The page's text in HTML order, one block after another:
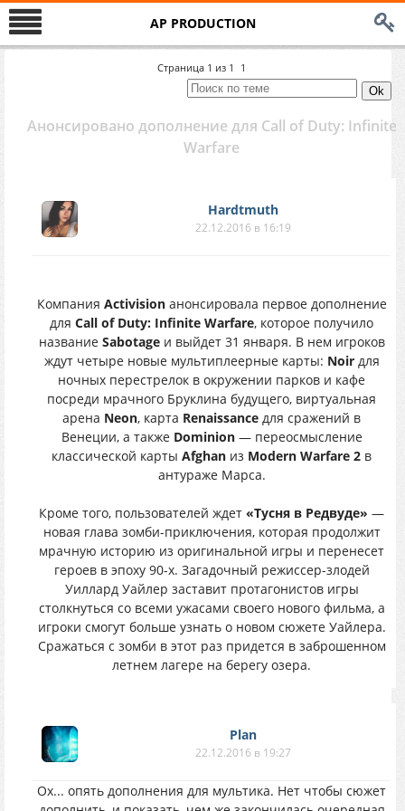
AP PRODUCTION
Страница 1 из 1 1
Анонсировано дополнение для Call of Duty: Infinite
Warfare
Hardtmuth
22.12.2016 в 16:19
Компания Activisionанонсировала первое дополнение
для Call of Duty: Infinite Warfare, которое получило
название Sabotageи выйдет 31 января. В нем игроков
ждут четыре новые мультиплеерные карты: Noirдля
ночных перестрелок в окружении парков и кафе
посреди мрачного Бруклина будущего, виртуальная
арена Neon, карта Renaissance для сражений в
Венеции, а также Dominion— переосмысление
классической карты Afghan из Modern Warfare 2 в
антураже Марса.
Кроме того, пользователей ждет «Тусня в Редвуде» —
новая глава зомби-приключения, которая продолжит
мрачную историю из оригинальной игры и перенесет
героев в эпоху 90-х. Загадочный режиссер-злодей
Уиллард Уайлер заставит протагонистов игры
столкнуться со всеми ужасами своего нового фильма, а
игроки смогут больше узнать о новом сюжете Уайлера.
Сражаться с зомби в этот раз придется в заброшенном
летнем лагере на берегу озера.
Plan
22.12.2016 в 19:27
Ох... опять дополнения для мультика. Нет чтобы сюжет